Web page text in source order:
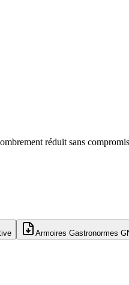
réduit sans
Armoires Gastronormes